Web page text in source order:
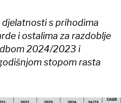
s prihodima
i ostalima za razdoblje
2024/2023 i
stopom rasta